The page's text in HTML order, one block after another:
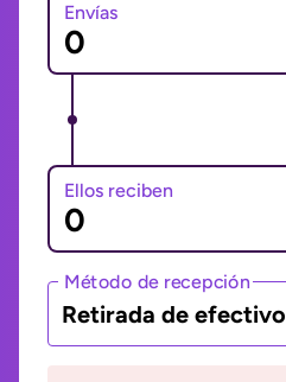
Envías
Ellos reciben
Método de recepción
Retirada de efectivo